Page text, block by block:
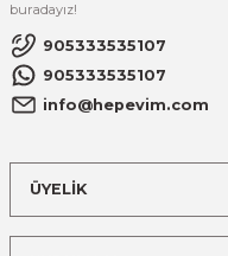
buradayız!
905333535107
905333535107
info@hepevim.com
ÜYELİK